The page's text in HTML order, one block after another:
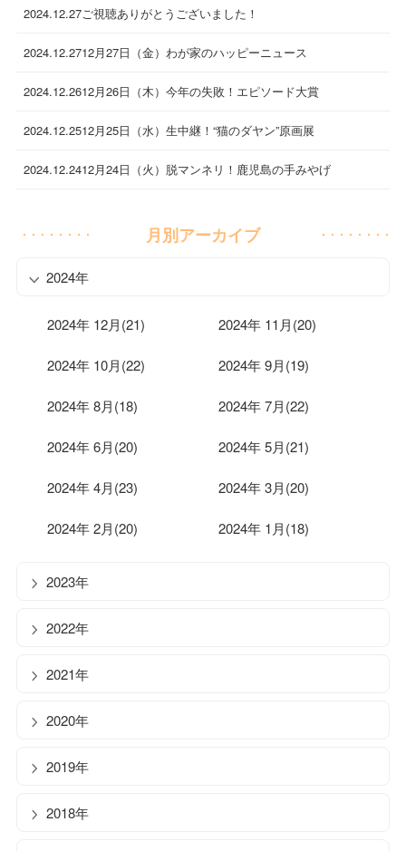
2024.12.27ご視聴ありがとうございました！
2024.12.2712月27日（金）わが家のハッピーニュース
2024.12.2612月26日（木）今年の失敗！エピソード大賞
2024.12.2512月25日（水）生中継！“猫のダヤン”原画展
2024.12.2412月24日（火）脱マンネリ！鹿児島の手みやげ
月別アーカイブ
2024年
2024年 12月(21) 2024年 11月(20)
2024年 10月(22) 2024年 9月(19)
2024年 8月(18) 2024年 7月(22)
2024年 6月(20) 2024年 5月(21)
2024年 4月(23) 2024年 3月(20)
2024年 2月(20) 2024年 1月(18)
2023年
2022年
2021年
2020年
2019年
2018年